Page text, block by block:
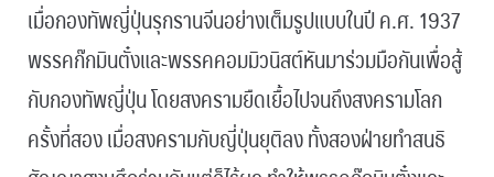
เมื่อกองทัพญี่ปุ่นรุกรานจีนอย่างเต็มรูปแบบในปี ค.ศ. 1937
พรรคก๊กมินตั๋งและพรรคคอมมิวนิสต์หันมาร่วมมือกันเพื่อสู้
กับกองทัพญี่ปุ่น โดยสงครามยืดเยื้อไปจนถึงสงครามโลก
ครั้งที่สอง เมื่อสงครามกับญี่ปุ่นยุติลง ทั้งสองฝ่ายทำสนธิ